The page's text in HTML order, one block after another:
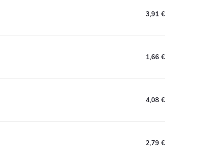
3,91 €
1,66 €
4,08 €
2,79 €